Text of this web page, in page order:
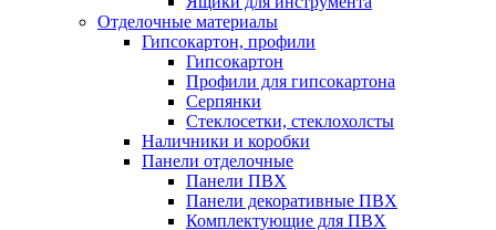
Отделочные материалы
Гипсокартон, профили
Гипсокартон
Профили для гипсокартона
Серпянки
Стеклосетки, стеклохолсты
Наличники и коробки
Панели отделочные
Панели ПВХ
Панели декоративные ПВХ
Комплектующие для ПВХ